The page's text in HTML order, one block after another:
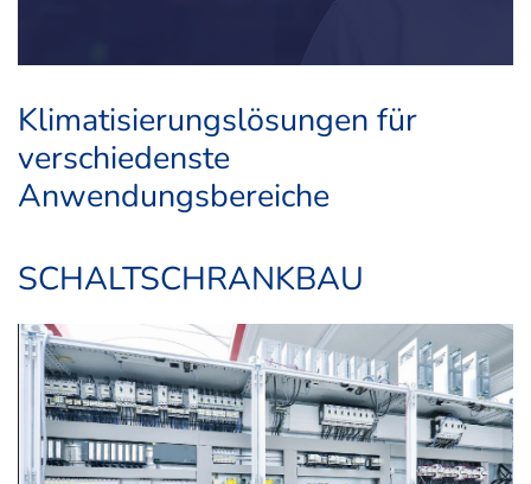
Klimatisierungslösungen für
verschiedenste
Anwendungsbereiche
SCHALTSCHRANKBAU